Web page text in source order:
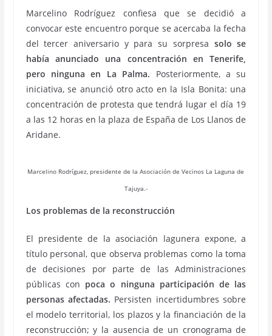
Marcelino Rodríguez confiesa que se decidió a
convocar este encuentro porque se acercaba la fecha
del tercer aniversario y para su sorpresa solo se
había anunciado una concentración en Tenerife,
pero ninguna en La Palma. Posteriormente, a su
iniciativa, se anunció otro acto en la Isla Bonita: una
concentración de protesta que tendrá lugar el día 19
a las 12 horas en la plaza de España de Los Llanos de
Aridane.
Marcelino Rodríguez, presidente de la Asociación de Vecinos La Laguna de
Tajuya.-
Los problemas de la reconstrucción
El presidente de la asociación lagunera expone, a
título personal, que observa problemas como la toma
de decisiones por parte de las Administraciones
públicas con poca o ninguna participación de las
personas afectadas. Persisten incertidumbres sobre
el modelo territorial, los plazos y la financiación de la
reconstrucción; y la ausencia de un cronograma de